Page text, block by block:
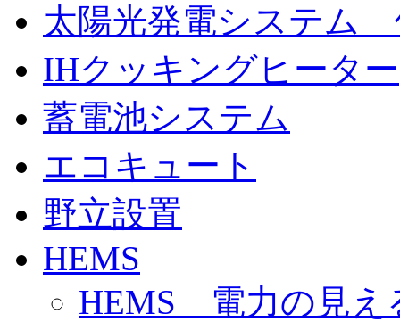
太陽光発電システム
IHクッキングヒーター
蓄電池システム
エコキュート
野立設置
HEMS
HEMS 電力の見え